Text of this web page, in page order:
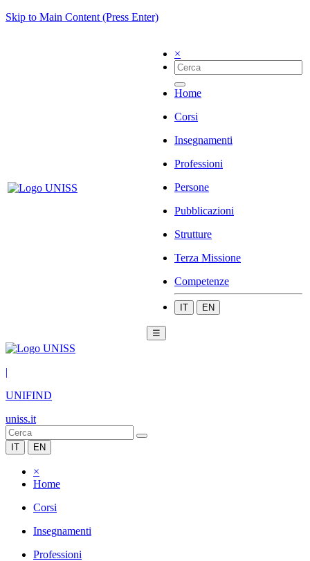
Skip to Main Content (Press Enter)
×
Home
Corsi
Insegnamenti
Professioni
Persone
Pubblicazioni
Strutture
Terza Missione
Competenze
IT EN
☰
|
UNIFIND
uniss.it
IT EN
×
Home
Corsi
Insegnamenti
Professioni